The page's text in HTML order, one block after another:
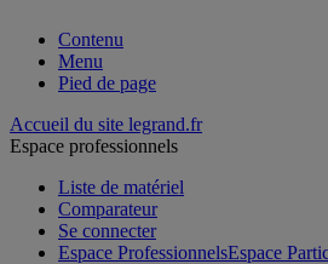
Contenu
Menu
Pied de page
Accueil du site legrand.fr
Espace professionnels
Liste de matériel
Comparateur
Se connecter
Espace ProfessionnelsEspace